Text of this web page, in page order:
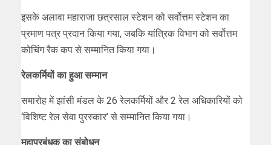
इसके अलावा महाराजा छत्रसाल स्टेशन को सर्वोत्तम स्टेशन का
प्रमाण पत्र प्रदान किया गया, जबकि यांत्रिक विभाग को सर्वोत्तम
कोचिंग रैक कप से सम्मानित किया गया।
रेलकर्मियों का हुआ सम्मान
समारोह में झांसी मंडल के 26 रेलकर्मियों और 2 रेल अधिकारियों को
‘विशिष्ट रेल सेवा पुरस्कार’ से सम्मानित किया गया।
महाप्रबंधक का संबोधन